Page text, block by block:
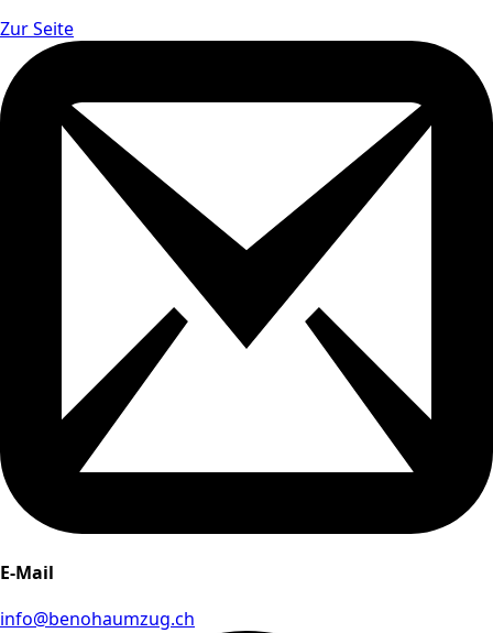
Zur Seite
E-Mail
info@benohaumzug.ch